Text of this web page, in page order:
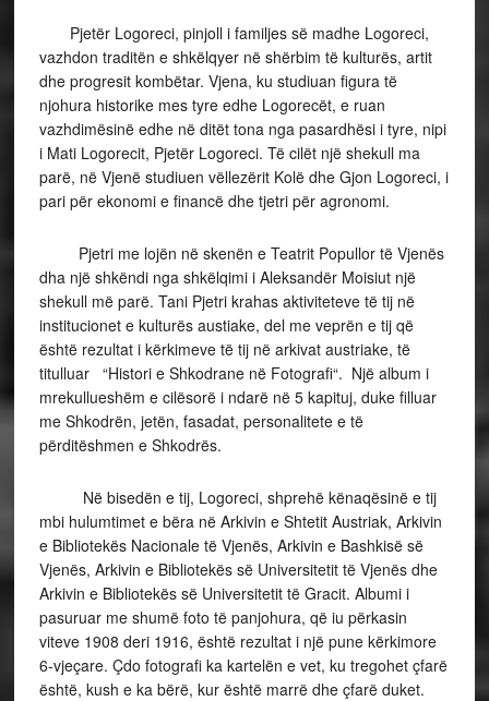
Pjetër Logoreci, pinjoll i familjes së madhe Logoreci,
vazhdon traditën e shkëlqyer në shërbim të kulturës, artit
dhe progresit kombëtar. Vjena, ku studiuan figura të
njohura historike mes tyre edhe Logorecët, e ruan
vazhdimësinë edhe në ditët tona nga pasardhësi i tyre, nipi
i Mati Logorecit, Pjetër Logoreci. Të cilët një shekull ma
parë, në Vjenë studiuen vëllezërit Kolë dhe Gjon Logoreci, i
pari për ekonomi e financë dhe tjetri për agronomi.
Pjetri me lojën në skenën e Teatrit Popullor të Vjenës
dha një shkëndi nga shkëlqimi i Aleksandër Moisiut një
shekull më parë. Tani Pjetri krahas aktiviteteve të tij në
institucionet e kulturës austiake, del me veprën e tij që
është rezultat i kërkimeve të tij në arkivat austriake, të
titulluar “Histori e Shkodrane në Fotografi“. Një album i
mrekullueshëm e cilësorë i ndarë në 5 kapituj, duke filluar
me Shkodrën, jetën, fasadat, personalitete e të
përditëshmen e Shkodrës.
Në bisedën e tij, Logoreci, shprehë kënaqësinë e tij
mbi hulumtimet e bëra në Arkivin e Shtetit Austriak, Arkivin
e Bibliotekës Nacionale të Vjenës, Arkivin e Bashkisë së
Vjenës, Arkivin e Bibliotekës së Universitetit të Vjenës dhe
Arkivin e Bibliotekës së Universitetit të Gracit. Albumi i
pasuruar me shumë foto të panjohura, që iu përkasin
viteve 1908 deri 1916, është rezultat i një pune kërkimore
6-vjeçare. Çdo fotografi ka kartelën e vet, ku tregohet çfarë
është, kush e ka bërë, kur është marrë dhe çfarë duket.